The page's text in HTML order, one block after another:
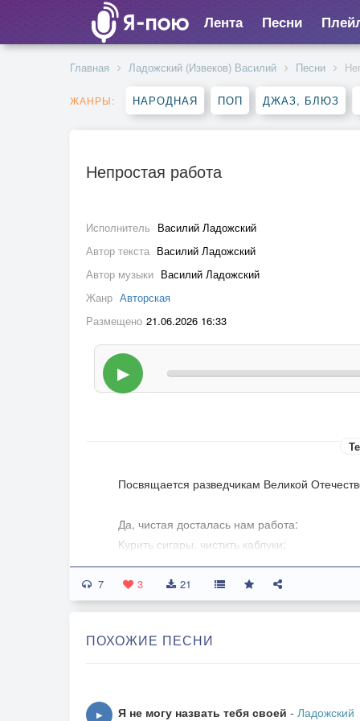
Лента Песни
Главная Ладожский (Извеков) Василий Песни
ЖАНРЫ: НАРОДНАЯ ПОП ДЖАЗ, БЛЮЗ
Непростая работа
Исполнитель Василий Ладожский
Автор текста Василий Ладожский
Автор музыки Василий Ладожский
Жанр Авторская
Размещено 21.06.2026 16:33
▶
Посвящается разведчикам Великой
Да, чистая досталась нам работа:
Курить сигары, чистить каблуки;
Когда под Вязьмой гибнет кто-то,
Ходить в хмельные кабаки.
С врагом пить водку, ждать гестапо на
7 3 21
ПОХОЖИЕ ПЕСНИ
▶ Я не могу назвать тебя своей - Ладожский